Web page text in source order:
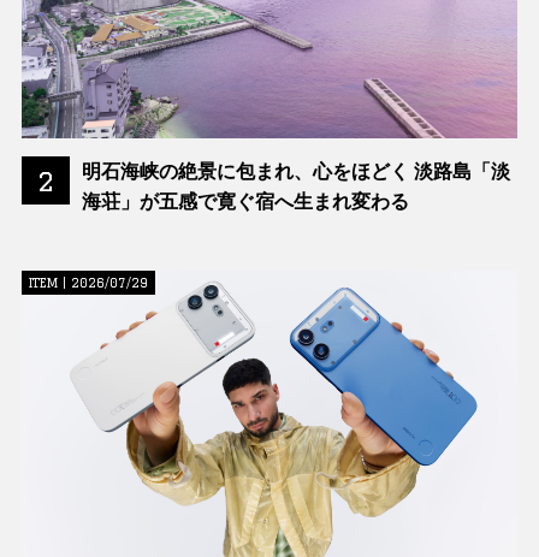
2
明石海峡の絶景に包まれ、心をほどく 淡路島「淡
海荘」が五感で寛ぐ宿へ生まれ変わる
ITEM | 2026/07/29